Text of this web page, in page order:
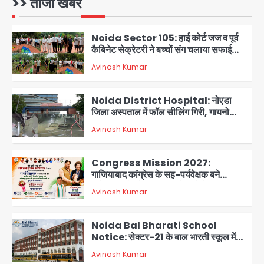
2
Avinash Kumar
3
Noida District Hospital: नोएडा
जिला अस्पताल में फॉल सीलिंग गिरी, गायनो
OT गैलरी में बड़ा हादसा टला; मरीजों की सुरक्षा
पर उठे सवाल
4
Congress Mission 2027:
सतेन्द्र शर्मा, गौतमबुद्धनगर नेताओं ने जताया
आभार
5
Noida Bal Bharati School
Notice: सेक्टर-21 के बाल भारती स्कूल में
बिना खिड़की-वेंटिलेशन बेसमेंट में चल रही थी
8वीं की क्लास, NCPCR की शिकायत पर
भेजा नोटिस
Assam Floods: सलमान खान का
‘आशियाना’ अभियान – 500 बाढ़रोधी घर,
220 तैयार; जुबीन गर्ग की विरासत और बॉलीवुड